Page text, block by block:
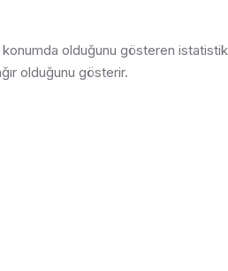
konumda olduğunu gösteren
olduğunu gösterir.